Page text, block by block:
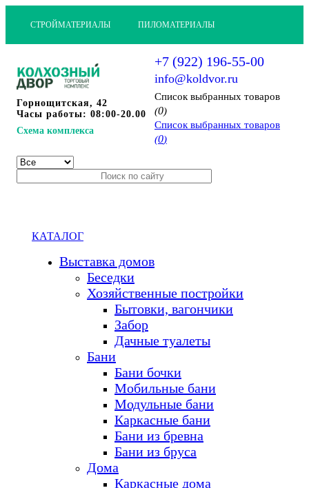
СТРОЙМАТЕРИАЛЫ ПИЛОМАТЕРИАЛЫ
Горнощитская, 42
Часы работы: 08:00-20.00
Схема комплекса
+7 (922) 196-55-00
info@koldvor.ru
Cписок выбранных товаров
(0)
Cписок выбранных товаров
(0)
КАТАЛОГ
Выставка домов
Беседки
Хозяйственные постройки
Бытовки, вагончики
Забор
Дачные туалеты
Бани
Бани бочки
Мобильные бани
Модульные бани
Каркасные бани
Бани из бревна
Бани из бруса
Дома
Каркасные дома